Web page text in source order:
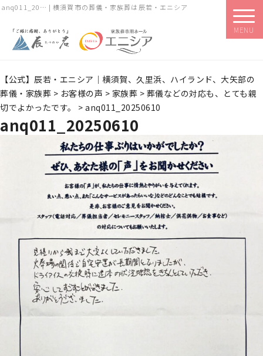
anq011_20… | 横須賀市の葬儀・家族葬は辰若・エニシア
MENU
【公式】辰若・エニシア｜横須賀、久里浜、ハイランド、大矢部の
葬儀・家族葬 > お客様の声 > 家族葬 > 葬儀などの対応も、とても親
切でよかったです。
> anq011_20250610
anq011_20250610